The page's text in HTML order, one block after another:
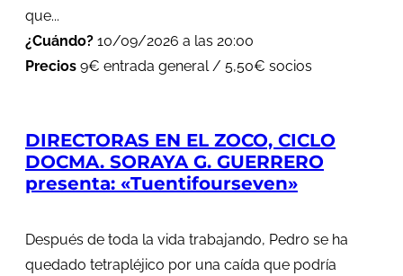
que...
¿Cuándo? 10/09/2026 a las 20:00
Precios 9€ entrada general / 5,50€ socios
DIRECTORAS EN EL ZOCO, CICLO
DOCMA. SORAYA G. GUERRERO
presenta: «Tuentifourseven»
Después de toda la vida trabajando, Pedro se ha
quedado tetrapléjico por una caída que podría